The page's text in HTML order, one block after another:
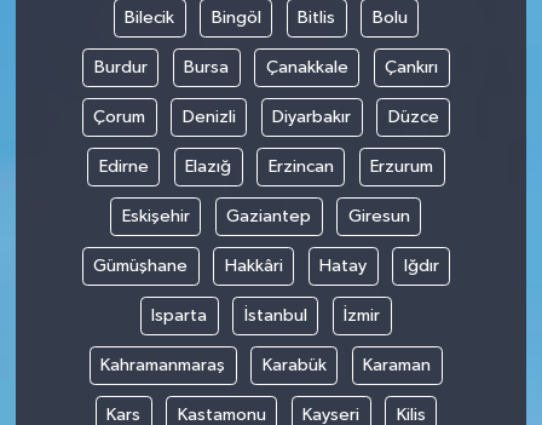
Bilecik Bingöl Bitlis Bolu
Burdur Bursa Çanakkale Çankırı
Çorum Denizli Diyarbakır Düzce
Edirne Elazığ Erzincan Erzurum
Eskişehir Gaziantep Giresun
Gümüşhane Hakkâri Hatay Iğdır
Isparta İstanbul İzmir
Kahramanmaraş Karabük Karaman
Kars Kastamonu Kayseri Kilis